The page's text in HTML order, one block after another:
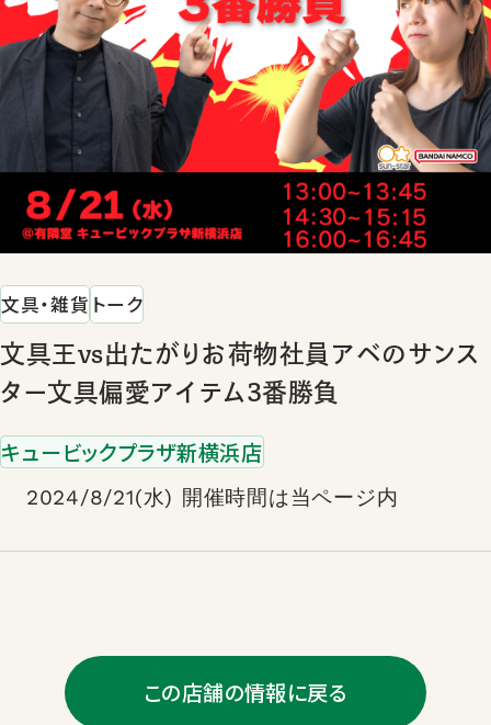
文具・雑貨 トーク
文具王vs出たがりお荷物社員アベのサンス
ター文具偏愛アイテム3番勝負
キュービックプラザ新横浜店
2024/8/21(水) 開催時間は当ページ内
この店舗の情報に戻る